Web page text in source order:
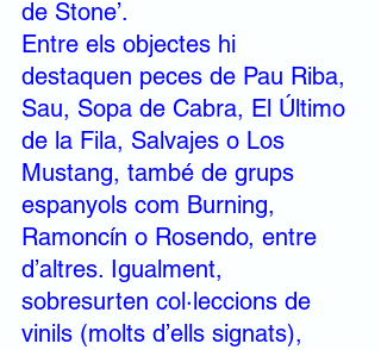
de Stone’.
Entre els objectes hi
destaquen peces de Pau Riba,
Sau, Sopa de Cabra, El Último
de la Fila, Salvajes o Los
Mustang, també de grups
espanyols com Burning,
Ramoncín o Rosendo, entre
d’altres. Igualment,
sobresurten col·leccions de
vinils (molts d’ells signats),